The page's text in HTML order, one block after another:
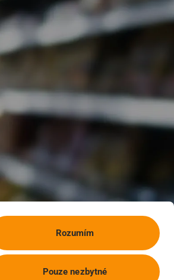
Rozumím
Pouze nezbytné